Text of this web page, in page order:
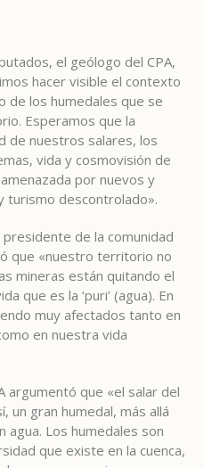
el geólogo del CPA,
hacer visible el contexto
de los humedales que se
Esperamos que la
de nuestros salares, los
vida y cosmovisión de
por nuevos y
turismo descontrolado».
de la comunidad
que «nuestro territorio no
mineras están quitando el
que es la ‘puri’ (agua). En
muy afectados tanto en
en nuestra vida
argumentó que «el salar del
un gran humedal, más allá
agua. Los humedales son
que existe en la cuenca,